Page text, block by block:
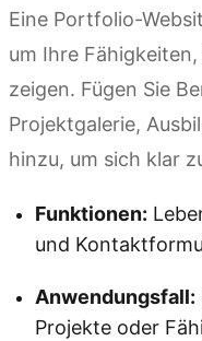
Eine Portfolio-
um Ihre
zeigen. Fügen Sie
Projektgalerie,
hinzu, um sich klar
Funktionen:
und
Anwendungsfall:
Projekte oder